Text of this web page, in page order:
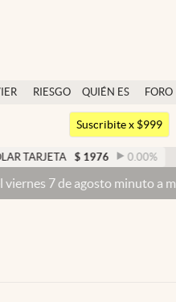
RIESGO
QUIÉN ES
QUIÉN
FORO
Argentina
México
Suscribite x $999
$ 1976 0.00%
de agosto minuto a minuto